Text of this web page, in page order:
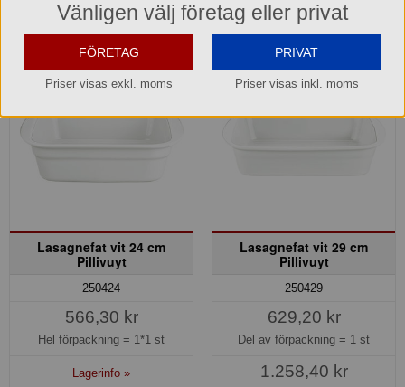
Lasagnefat vit 24 cm
Pillivuyt
250424
566,30 kr
Hel förpackning = 1*1 st
Lagerinfo »
Lasagnefat vit 29 cm
Pillivuyt
250429
629,20 kr
Del av förpackning = 1 st
1.258,40 kr
Vänligen välj företag eller privat
FÖRETAG
Priser visas exkl. moms
PRIVAT
Priser visas inkl. moms